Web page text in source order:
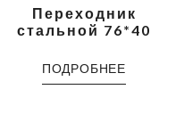
Переходник
стальной 76*40
ПОДРОБНЕЕ